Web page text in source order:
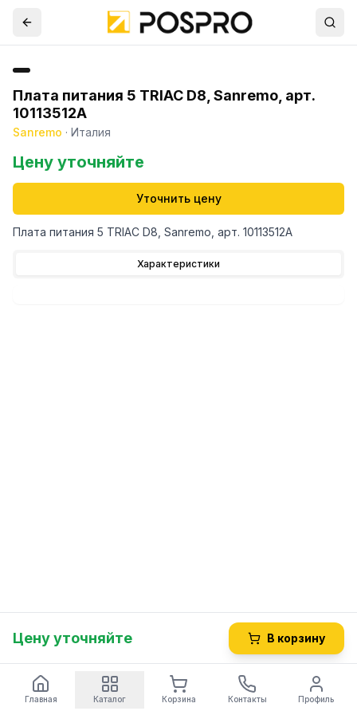
Плата питания 5 TRIAC D8, Sanremo, арт.
10113512A
Sanremo · Италия
Цену уточняйте
Уточнить цену
Плата питания 5 TRIAC D8, Sanremo, арт. 10113512A
Характеристики
Цену уточняйте В корзину
Главная Каталог Корзина Контакты Профиль